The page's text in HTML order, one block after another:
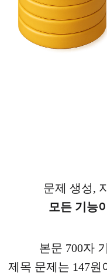
문제 생성,
모든 기능
본문 700자
제목 문제는 147원